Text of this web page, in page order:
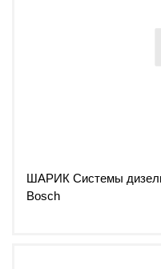
ШАРИК Системы
Bosch